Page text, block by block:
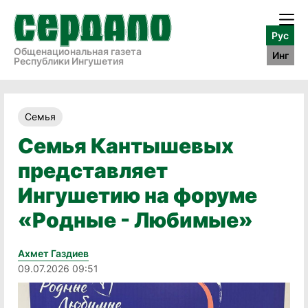
Общенациональная газета
Республики Ингушетия
Рус
Инг
Семья
Семья Кантышевых
представляет
Ингушетию на форуме
«Родные - Любимые»
Ахмет Газдиев
09.07.2026 09:51